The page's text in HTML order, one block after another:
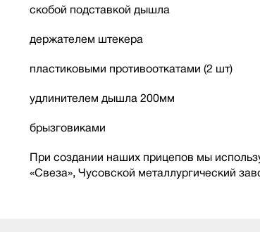
скобой подставкой дышла
держателем штекера
пластиковыми противооткатами (2 шт)
удлинителем дышла 200мм
брызговиками
При создании наших прицепов мы
«Свеза», Чусовской металлургический